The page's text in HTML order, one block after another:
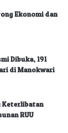
Ekonomi dan
Dibuka, 191
di Manokwari
Keterlibatan
RUU